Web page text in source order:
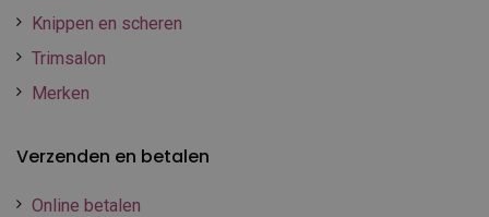
Knippen en scheren
Trimsalon
Merken
Verzenden en betalen
Online betalen